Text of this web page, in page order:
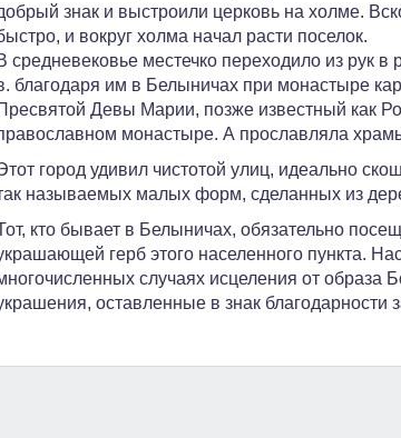
знак и выстроили церковь на холме.
и вокруг холма начал расти поселок.
средневековье местечко переходило из рук
благодаря им в Белыничах при монастыре
Девы Марии, позже известный как
монастыре. А прославляла
город удивил чистотой улиц, идеально
называемых малых форм, сделанных из
кто бывает в Белыничах, обязательно
герб этого населенного пункта.
случаях исцеления от образа
оставленные в знак благодарности